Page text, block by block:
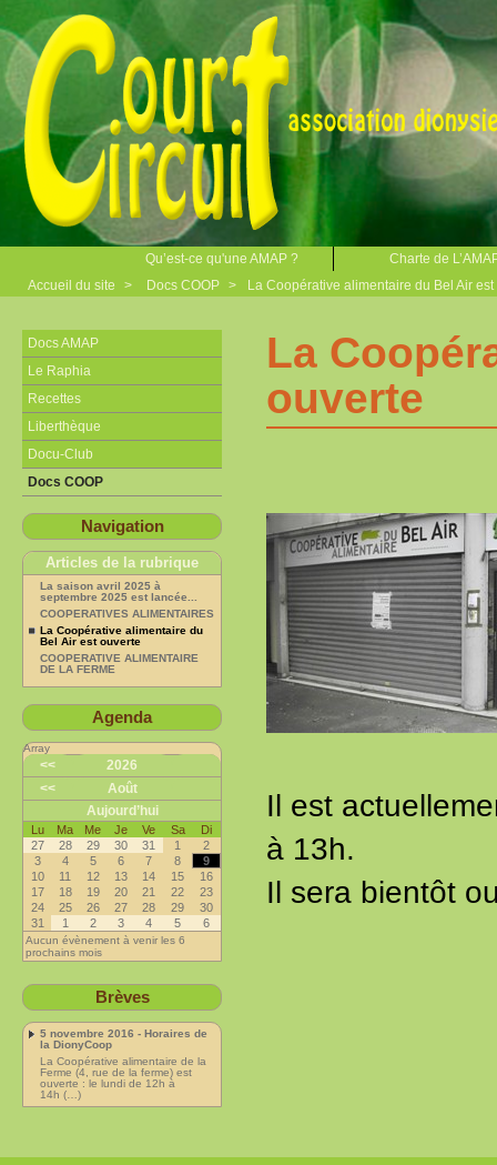
Qu’est-ce qu'une AMAP ?
Charte de
Accueil du site
> Docs COOP > La Coopérative alimentaire du Bel Air
La
ouverte
Il est
à 13h.
Il sera bientôt
Docs AMAP
Le Raphia
Recettes
Liberthèque
Docu-Club
Docs COOP
Navigation
Articles de la rubrique
La saison avril 2025 à
septembre 2025 est lancée...
COOPERATIVES ALIMENTAIRES
La Coopérative alimentaire du
Bel Air est ouverte
COOPERATIVE ALIMENTAIRE
DE LA FERME
Agenda
Array
<<
2026
<<
Août
Aujourd’hui
Lu Ma Me Je Ve Sa
Di
27
28 29 30 31 1
2
3
4 5 6 7 8
9
10
11 12 13 14 15
16
17
18 19 20 21 22
23
24
25 26 27 28 29
30
31
1 2 3 4 5 6
Aucun évènement à venir les 6
prochains mois
Brèves
5 novembre 2016 - Horaires de
la DionyCoop
La Coopérative alimentaire de la
Ferme (4, rue de la ferme) est
ouverte : le lundi de 12h à
14h (…)